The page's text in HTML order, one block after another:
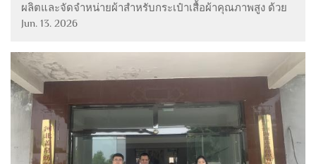
ผลิตและจัดจำหน่ายผ้าสำหรับกระเป๋าเสื้อผ้าคุณภาพสูง ด้วย
อุปกรณ์การผลิตขั้นสูงและการควบคุมคุณภาพอย่างเข้มงวด
เชื่อถือ และคุ้มค่าต้นทุน...
Jun. 13. 2026